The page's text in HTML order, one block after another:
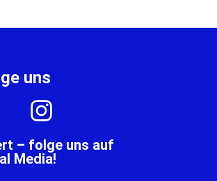
uns
– folge uns auf
Media!